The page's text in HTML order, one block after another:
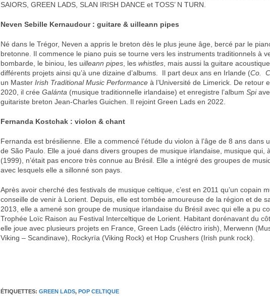
SAIORS, GREEN LADS, SLAN IRISH DANCE et TOSS’ N TURN.
Neven Sebille Kernaudour : guitare & uilleann pipes
Né dans le Trégor, Neven a appris le breton dès le plus jeune âge, bercé par le
bretonne. Il commence le piano puis se tourne vers les instruments traditionnels à
bombarde, le biniou, les uilleann pipes , leswhistles , mais aussi la guitare
différents projets ainsi qu’à une dizaine d’albums. Il part deux ans en Irlande (Co.
un MasterIrish Traditional Music Performance à l’Université de Limerick. De retour
2020, il créeGalánta (musique traditionnelle irlandaise) et enregistre l’albumSpi
guitariste breton Jean-Charles Guichen. Il rejoint Green Lads en 2022.
Fernanda Kostchak : violon & chant
Fernanda est brésilienne. Elle a commencé l’étude du violon à l’âge de 8 ans dans
de São Paulo. Elle a joué dans divers groupes de musique irlandaise, musique qui,
(1999), n’était pas encore très connue au Brésil. Elle a intégré des groupes de
avec lesquels elle a sillonné son pays.
Après avoir cherché des festivals de musique celtique, c’est en 2011 qu’un copain
conseille de venir à Lorient. Depuis, elle est tombée amoureuse de la région et de
2013, elle a amené son groupe de musique irlandaise du Brésil avec qui elle a pu
Trophée Loïc Raison au Festival Interceltique de Lorient. Habitant dorénavant du
elle joue avec plusieurs projets en France, Green Lads (éléctro irish), Merwenn
Viking – Scandinave), Rockyrïa (Viking Rock) et Hop Crushers (Irish punk rock).
ÉTIQUETTES:GREEN LADS, POP CELTIQUE